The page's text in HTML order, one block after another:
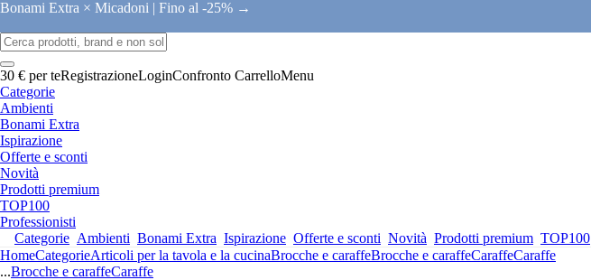
Bonami Extra × Micadoni | Fino al -25% →
30 € per teRegistrazioneLoginConfronto CarrelloMenu
Categorie
Ambienti
Bonami Extra
Ispirazione
Offerte e sconti
Novità
Prodotti premium
TOP100
Professionisti
Categorie Ambienti Bonami Extra Ispirazione Offerte e sconti Novità Prodotti premium TOP100
HomeCategorieArticoli per la tavola e la cucinaBrocche e caraffeBrocche e caraffeCaraffeCaraffe
...Brocche e caraffeCaraffe